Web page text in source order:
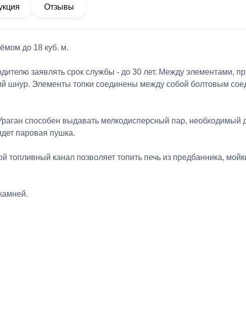
Отзывы
до 18 куб. м.
заявлять срок службы - до 30 лет. Между элементами,
шнур. Элементы топки соединены между собой болтовым
способен выдавать мелкодисперсный пар, необходимый
паровая пушка.
канал позволяет топить печь из предбанника,